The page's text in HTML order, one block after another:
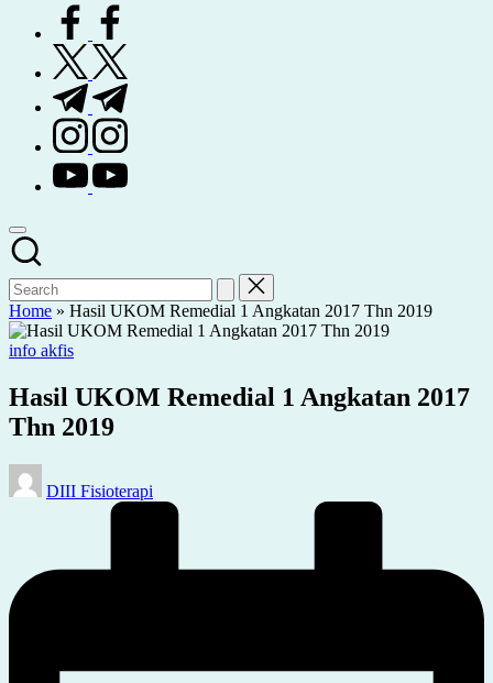
facebook.com
twitter.com
t.me
instagram.com
youtube.com
Home » Hasil UKOM Remedial 1 Angkatan 2017 Thn 2019
Posted
info akfis
Hasil UKOM Remedial 1 Angkatan 2017
Thn 2019
Posted
by
DIII Fisioterapi